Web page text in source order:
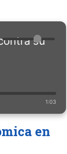
su
1:03
en